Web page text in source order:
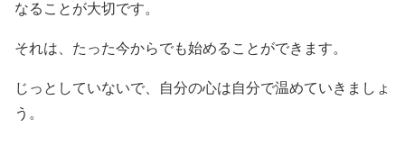
なることが大切です。
それは、たった今からでも始めることができます。
じっとしていないで、自分の心は自分で温めていきましょ
う。